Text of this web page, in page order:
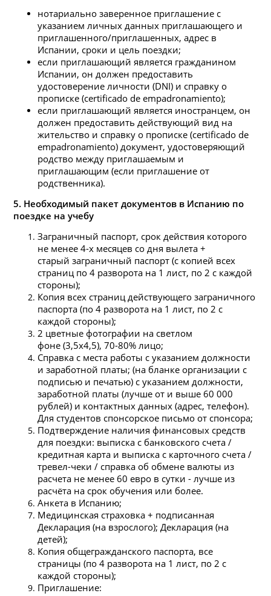
нотариально заверенное приглашение с
указанием личных данных приглашающего и
приглашенного/приглашенных, адрес в
Испании, сроки и цель поездки;
если приглашающий является гражданином
Испании, он должен предоставить
удостоверение личности (DNI) и справку о
прописке (certificado de empadronamiento);
если приглашающий является иностранцем, он
должен предоставить действующий вид на
жительство и справку о прописке (certificado de
empadronamiento) документ, удостоверяющий
родство между приглашаемым и
приглашающим (если приглашение от
родственника).
5. Необходимый пакет документов в Испанию по
поездке на учебу
Заграничный паспорт, срок действия которого
не менее 4-х месяцев со дня вылета +
старый заграничный паспорт (с копией всех
страниц по 4 разворота на 1 лист, по 2 с каждой
стороны);
Копия всех страниц действующего заграничного
паспорта (по 4 разворота на 1 лист, по 2 с
каждой стороны);
2 цветные фотографии на светлом
фоне (3,5х4,5), 70-80% лицо;
Справка с места работы с указанием должности
и заработной платы; (на бланке организации с
подписью и печатью) с указанием должности,
заработной платы (лучше от и выше 60 000
рублей) и контактных данных (адрес, телефон).
Для студентов спонсорское письмо от спонсора;
Подтверждение наличия финансовых средств
для поездки: выписка с банковского счета /
кредитная карта и выписка с карточного счета /
тревел-чеки / справка об обмене валюты из
расчета не менее 60 евро в сутки - лучше из
расчёта на срок обучения или более.
Анкета в Испанию;
Медицинская страховка + подписанная
Декларация (на взрослого); Декларация (на
детей);
Копия общегражданского паспорта, все
страницы (по 4 разворота на 1 лист, по 2 с
каждой стороны);
Приглашение: